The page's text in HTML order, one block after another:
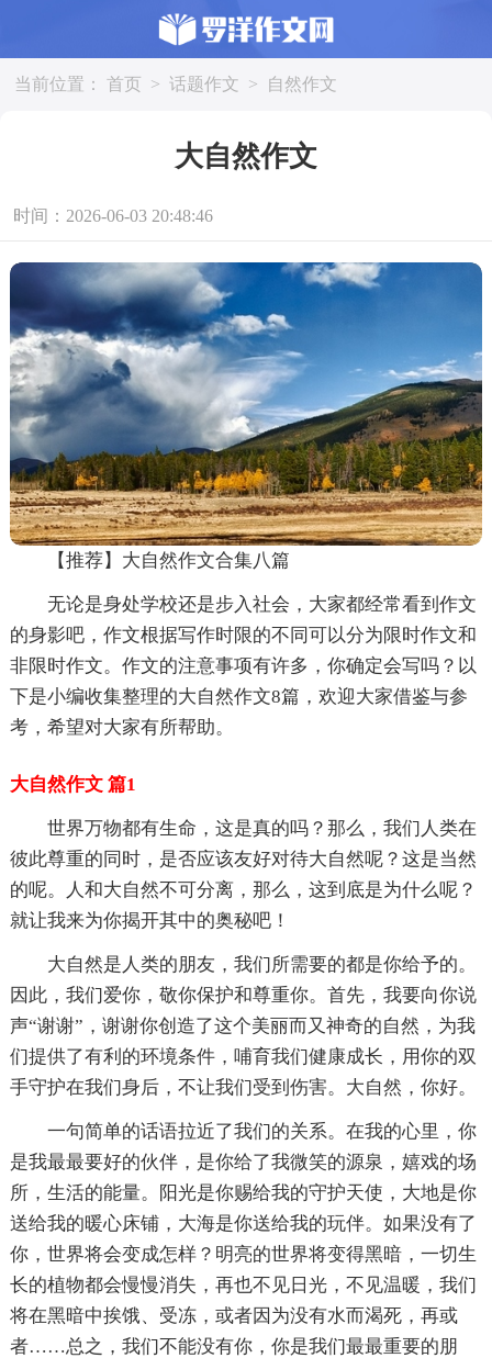
当前位置： 首页 > 话题作文 > 自然作文
大自然作文
时间：2026-06-03 20:48:46
【推荐】大自然作文合集八篇
无论是身处学校还是步入社会，大家都经常看到作文
的身影吧，作文根据写作时限的不同可以分为限时作文和
非限时作文。作文的注意事项有许多，你确定会写吗？以
下是小编收集整理的大自然作文8篇，欢迎大家借鉴与参
考，希望对大家有所帮助。
大自然作文 篇1
世界万物都有生命，这是真的吗？那么，我们人类在
彼此尊重的同时，是否应该友好对待大自然呢？这是当然
的呢。人和大自然不可分离，那么，这到底是为什么呢？
就让我来为你揭开其中的奥秘吧！
大自然是人类的朋友，我们所需要的都是你给予的。
因此，我们爱你，敬你保护和尊重你。首先，我要向你说
声“谢谢”，谢谢你创造了这个美丽而又神奇的自然，为我
们提供了有利的环境条件，哺育我们健康成长，用你的双
手守护在我们身后，不让我们受到伤害。大自然，你好。
一句简单的话语拉近了我们的关系。在我的心里，你
是我最最要好的伙伴，是你给了我微笑的源泉，嬉戏的场
所，生活的能量。阳光是你赐给我的守护天使，大地是你
送给我的暖心床铺，大海是你送给我的玩伴。如果没有了
你，世界将会变成怎样？明亮的世界将变得黑暗，一切生
长的植物都会慢慢消失，再也不见日光，不见温暖，我们
将在黑暗中挨饿、受冻，或者因为没有水而渴死，再或
者……总之，我们不能没有你，你是我们最最重要的朋